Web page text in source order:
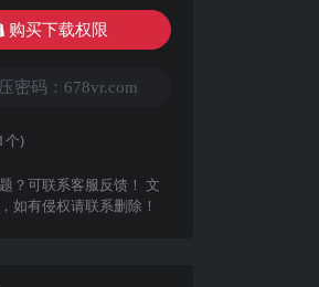
购买下载权限
密码：678vr.com
个)
？可联系客服反馈！ 文
如有侵权请联系删除！